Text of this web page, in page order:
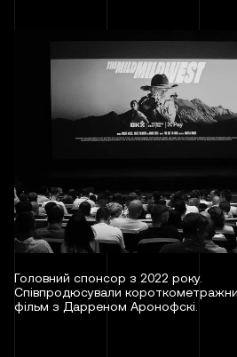
Головний спонсор з 2022 року.
Співпродюсували
фільм з Дарреном Аронофскі.